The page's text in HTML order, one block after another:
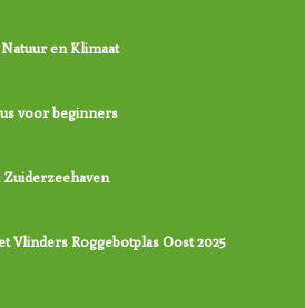
en Klimaat
voor beginners
Vlinders Roggebotplas Oost 2025